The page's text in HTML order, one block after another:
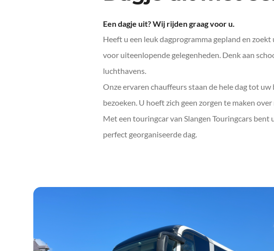
Een dagje uit? Wij rijden graag voor u.
Heeft u een leuk dagprogramma gepland en
voor uiteenlopende gelegenheden. Denk aan
luchthavens.
Onze ervaren chauffeurs staan de hele dag tot
bezoeken. U hoeft zich geen zorgen te maken
Met een touringcar van Slangen Touringcars
perfect georganiseerde dag.